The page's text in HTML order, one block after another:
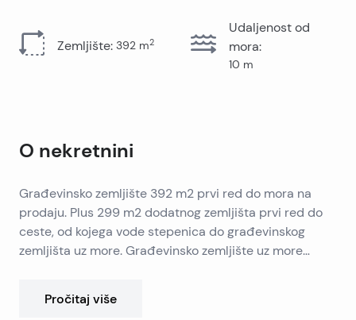
Zemljište: 392 m2
Udaljenost od
mora:
10 m
O nekretnini
Građevinsko zemljište 392 m2 prvi red do mora na
prodaju. Plus 299 m2 dodatnog zemljišta prvi red do
ceste, od kojega vode stepenica do građevinskog
zemljišta uz more. Građevinsko zemljište uz more
šetnicu i plažu.
Pročitaj više